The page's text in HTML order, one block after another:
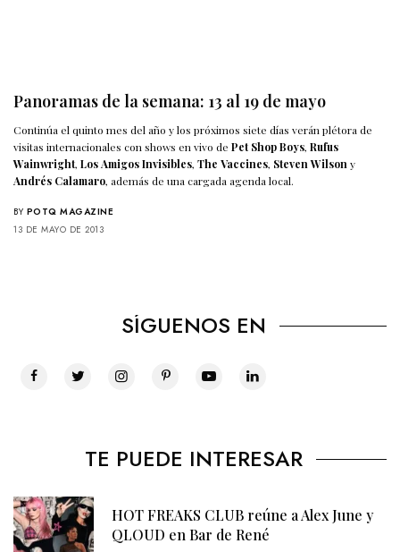
Panoramas de la semana: 13 al 19 de mayo
Continúa el quinto mes del año y los próximos siete días verán plétora de
visitas internacionales con shows en vivo dePet Shop Boys,Rufus
Wainwright,Los Amigos Invisibles,The Vaccines, Steven Wilson y
Andrés Calamaro, además de una cargada agenda local.
BY POTQ MAGAZINE
13 DE MAYO DE 2013
SÍGUENOS EN
TE PUEDE INTERESAR
HOT FREAKS CLUB reúne a Alex June y
QLOUD en Bar de René